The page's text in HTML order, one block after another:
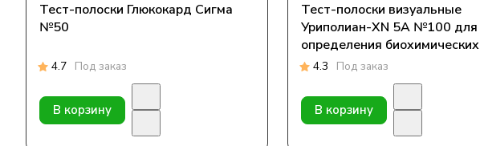
Тест-полоски Глюкокард Сигма
№50
4.7 Под заказ
В корзину
Тест-полоски визуальные
Уриполиан-XN 5А №100 для
определения биохимических
параметров в моче
4.3 Под заказ
В корзину